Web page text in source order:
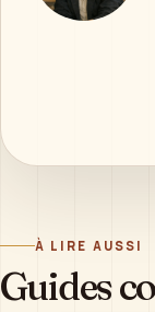
À LIRE AUSSI
Guides